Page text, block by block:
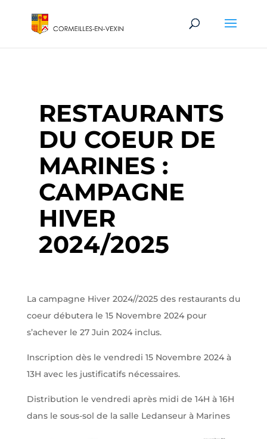
RESTAURANTS
DU COEUR DE
MARINES :
CAMPAGNE
HIVER
2024/2025
La campagne Hiver 2024//2025 des restaurants du
coeur débutera le 15 Novembre 2024 pour
s’achever le 27 Juin 2024 inclus.
Inscription dès le vendredi 15 Novembre 2024 à
13H avec les justificatifs nécessaires.
Distribution le vendredi après midi de 14H à 16H
dans le sous-sol de la salle Ledanseur à Marines